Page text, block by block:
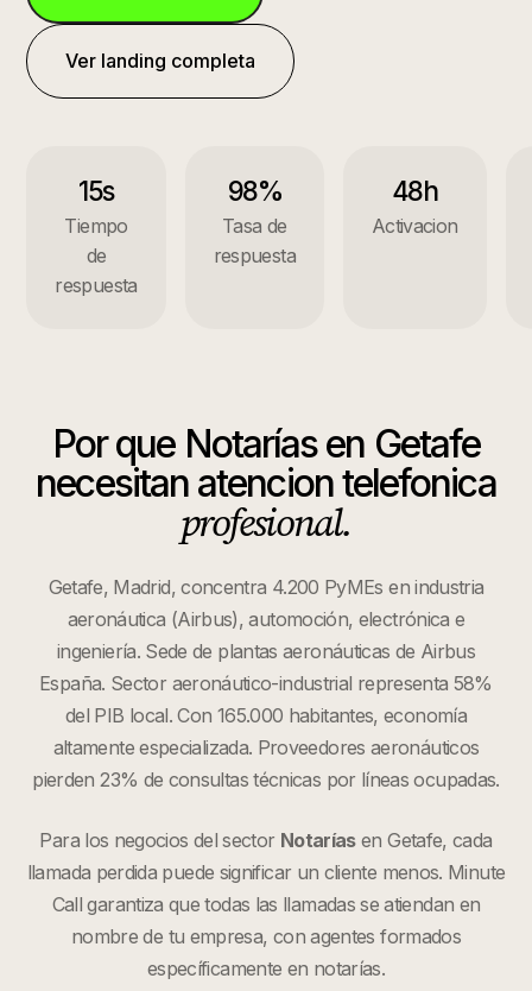
Ver landing completa
15s
Tiempo
de
respuesta
98%
Tasa de
respuesta
48h
Activacion
Por que Notaríasen Getafe
necesitan atencion telefonica
profesional.
Getafe, Madrid, concentra 4.200 PyMEs en industria
aeronáutica (Airbus), automoción, electrónica e
ingeniería. Sede de plantas aeronáuticas de Airbus
España. Sector aeronáutico-industrial representa 58%
del PIB local. Con 165.000 habitantes, economía
altamente especializada. Proveedores aeronáuticos
pierden 23% de consultas técnicas por líneas ocupadas.
Para los negocios del sector NotaríasenGetafe, cada
llamada perdida puede significar un cliente menos. Minute
Call garantiza que todas las llamadas se atiendan en
nombre de tu empresa, con agentes formados
específicamente en notarías.